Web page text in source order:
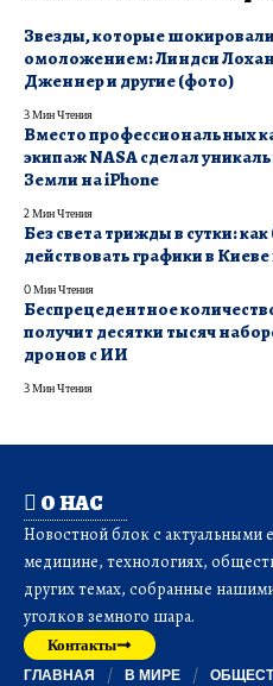
Звезды, которые
омоложением: Линдси
Дженнер и другие (фото)
3 Мин Чтения
Вместо профессиональных
экипаж NASA сделал
Земли на iPhone
2 Мин Чтения
Без света трижды в сутки: как
действовать графики в Киеве
0 Мин Чтения
Беспрецедентное
получит десятки тысяч
дронов с ИИ
3 Мин Чтения
О НАС
Новостной блок с актуальными
медицине, технологиях,
других темах, собранные
уголков земного шара.
Контакты
ГЛАВНАЯ В МИРЕ